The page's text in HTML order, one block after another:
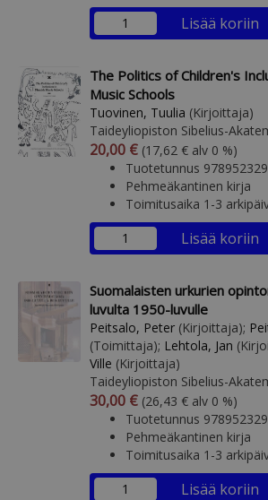
Lisää koriin
The Politics of Children's
Music Schools
Tuovinen, Tuulia (Kirjoittaja)
Taideyliopiston Sibelius-
Arvonlisäverollinen hinta
20,00 € Arvonlisäveroton hinta
(17,62 € alv 0 %)
Tuotetunnus
Pehmeäkantinen kirja
Toimitusaika 1-3
Lisää koriin
Suomalaisten urkurien
luvulta 1950-luvulle
Peitsalo, Peter (Kirjoittaja);
(Toimittaja); Lehtola, Jan
Ville (Kirjoittaja)
Taideyliopiston Sibelius-
Arvonlisäverollinen hinta
30,00 € Arvonlisäveroton hinta
(26,43 € alv 0 %)
Tuotetunnus
Pehmeäkantinen kirja
Toimitusaika 1-3
Lisää koriin